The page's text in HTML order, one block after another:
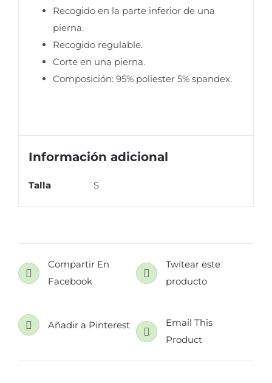
Recogido en la parte inferior de una
pierna.
Recogido regulable.
Corte en una pierna.
Composición: 95% poliester 5% spandex.
Información adicional
Talla S
Compartir En
Facebook
Twitear este
producto
Añadir a Pinterest
Email This
Product